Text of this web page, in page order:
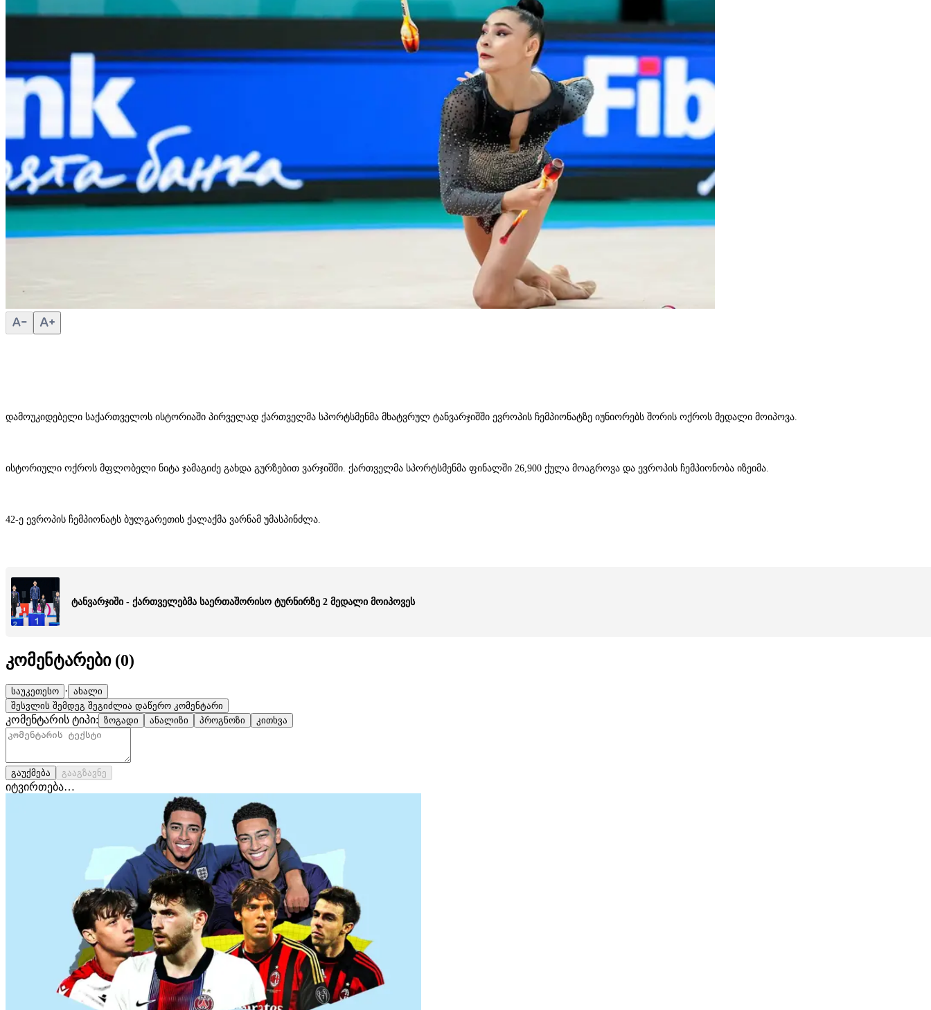
დამოუკიდებელი საქართველოს ისტორიაში პირველად ქართველმა სპორტსმენმა მხატვრულ ტანვარჯიშში ევროპის ჩემპიონატზე იუნიორებს შორის ოქროს მედალი მოიპოვა.
ისტორიული ოქროს მფლობელი ნიტა ჯამაგიძე გახდა გურზებით ვარჯიშში. ქართველმა სპორტსმენმა ფინალში 26,900 ქულა მოაგროვა და ევროპის ჩემპიონობა იზეიმა.
42-ე ევროპის ჩემპიონატს ბულგარეთის ქალაქმა ვარნამ უმასპინძლა.
ტანვარჯიში - ქართველებმა საერთაშორისო ტურნირზე 2 მედალი მოიპოვეს
კომენტარები (0)
საუკეთესო · ახალი
შესვლის შემდეგ შეგიძლია დაწერო კომენტარი
კომენტარის ტიპი: ზოგადი ანალიზი პროგნოზი კითხვა
გაუქმება გააგზავნე
იტვირთება…